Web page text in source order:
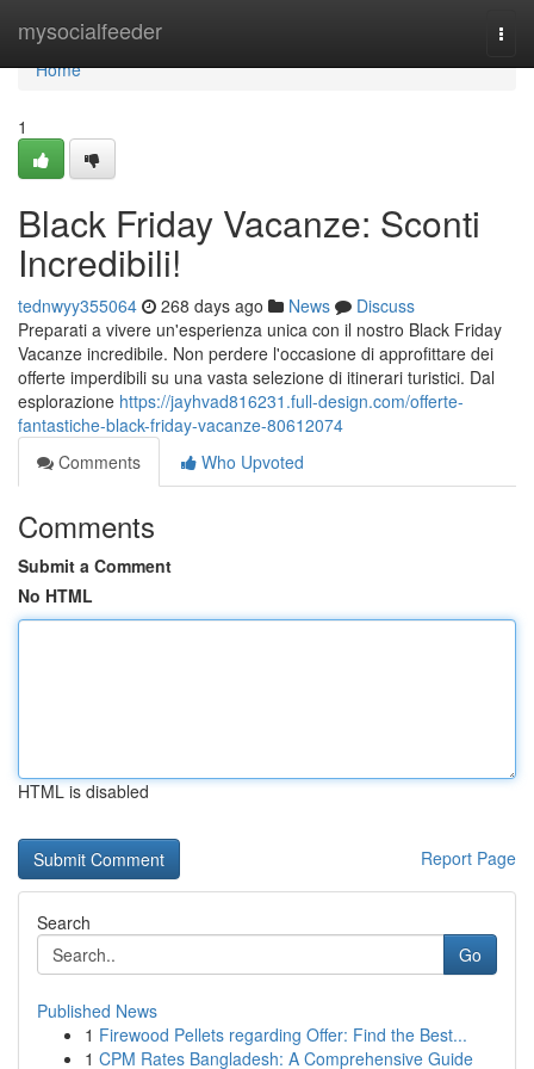
mysocialfeeder
Home
Home
1
Black Friday Vacanze: Sconti
Incredibili!
tednwyy355064 268 days ago News
Discuss
Preparati a vivere un'esperienza unica con il nostro Black Friday
Vacanze incredibile. Non perdere l'occasione di approfittare dei
offerte imperdibili su una vasta selezione di itinerari turistici. Dal
esplorazione https://jayhvad816231.full-design.com/offerte-
fantastiche-black-friday-vacanze-80612074
Comments
Who Upvoted
Comments
Submit a Comment
No HTML
HTML is disabled
Report Page
Search
Go
Published News
1 Firewood Pellets regarding Offer: Find the Best...
1 CPM Rates Bangladesh: A Comprehensive Guide